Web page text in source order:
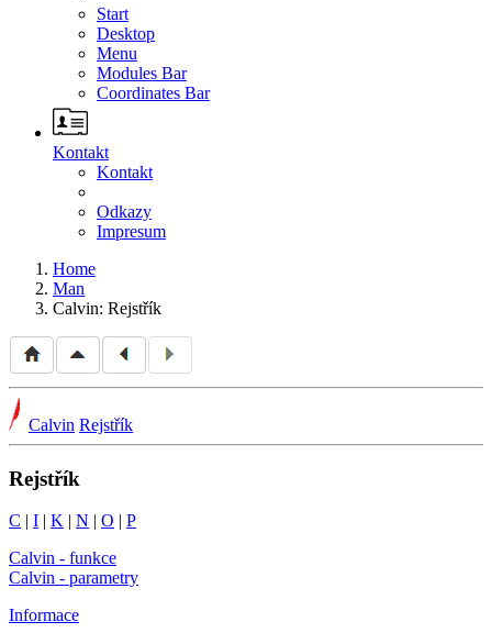
Start
Desktop
Menu
Modules Bar
Coordinates Bar
Kontakt
Kontakt
Odkazy
Impresum
Home
Man
Calvin: Rejstřík
Calvin Rejstřík
Rejstřík
C | I | K | N | O | P
Calvin - funkce
Calvin - parametry
Informace